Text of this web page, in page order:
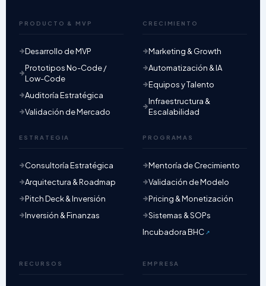
PRODUCTO & MVP
Desarrollo de MVP
Prototipos No-Code /
Low-Code
Auditoría Estratégica
Validación de Mercado
ESTRATEGIA
Consultoría Estratégica
Arquitectura & Roadmap
Pitch Deck & Inversión
Inversión & Finanzas
CRECIMIENTO
Marketing & Growth
Automatización & IA
Equipos y Talento
Infraestructura &
Escalabilidad
PROGRAMAS
Mentoría de Crecimiento
Validación de Modelo
Pricing & Monetización
Sistemas & SOPs
Incubadora BHC
RECURSOS EMPRESA